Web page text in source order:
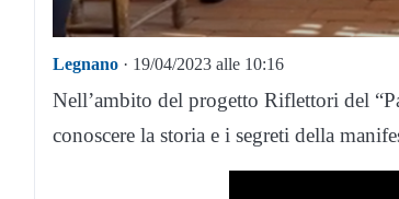
Legnano · 19/04/2023 alle 10:16
Nell’ambito del progetto Riflettori del
conoscere la storia e i segreti della